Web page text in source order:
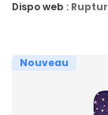
Dispo web :
Nouveau